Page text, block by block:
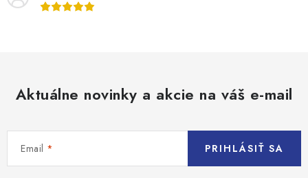
Aktuálne novinky a akcie na váš e-mail
Email PRIHLÁSIŤ SA